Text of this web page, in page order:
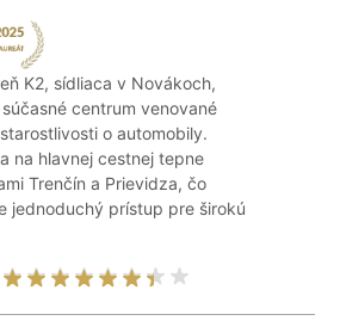
K2, sídliaca v Novákoch,
centrum venované
o automobily.
na hlavnej cestnej tepne
Trenčín a Prievidza, čo
jednoduchý prístup pre širokú